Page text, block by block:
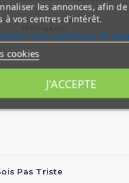
Un hadith chaque Jour :
Pas Triste
les annonces, afin de
à vos centres d'intérêt.
et les conditions
cookies
J'ACCEPTE